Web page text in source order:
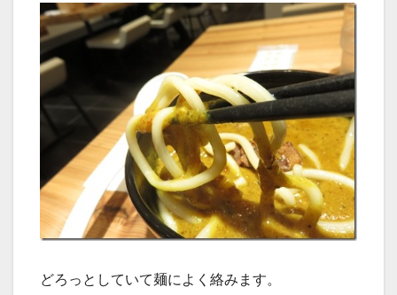
どろっとしていて麺によく絡みます。